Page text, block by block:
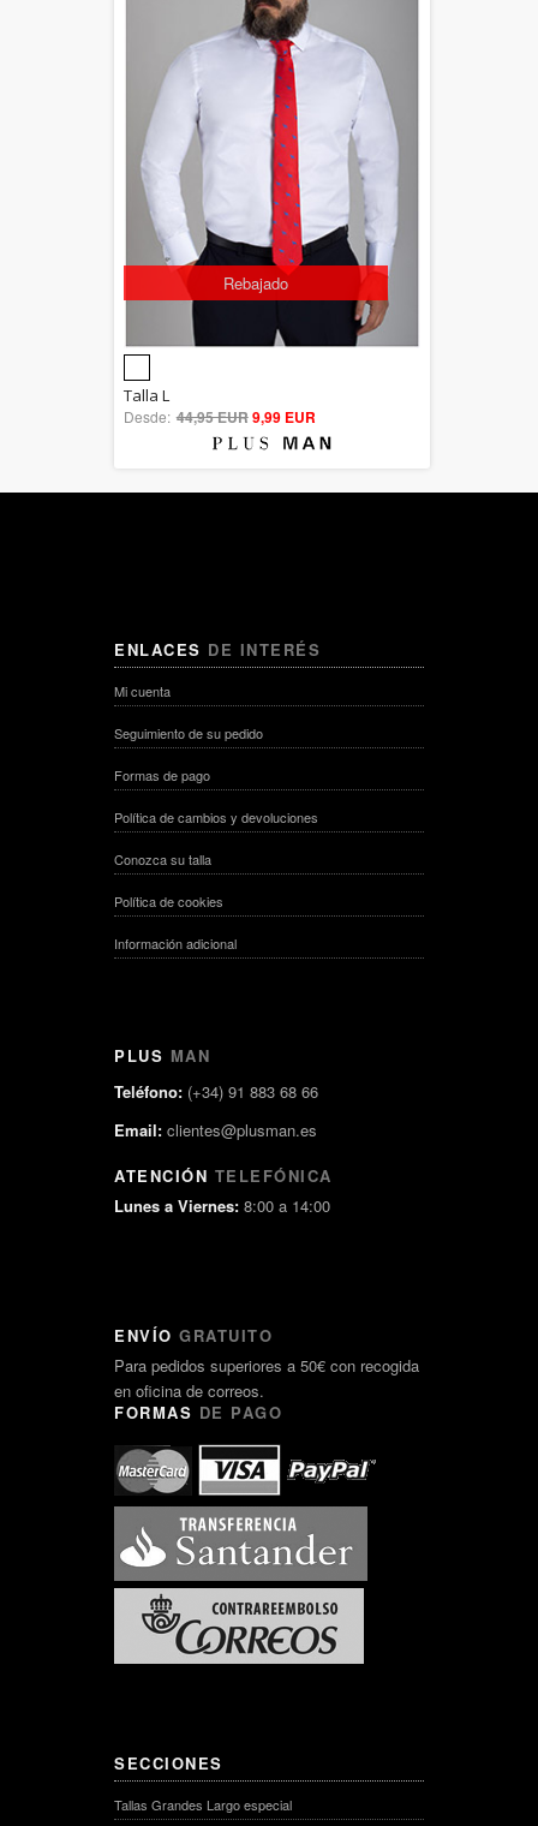
Rebajado
out of 5
Talla L
Desde: 44,95 EUR9,99 EUR
ENLACES DE INTERÉS
Mi cuenta
Seguimiento de su pedido
Formas de pago
Política de cambios y devoluciones
Conozca su talla
Política de cookies
Información adicional
PLUS MAN
Teléfono: (+34) 91 883 68 66
Email: clientes@plusman.es
ATENCIÓN TELEFÓNICA
Lunes a Viernes: 8:00 a 14:00
ENVÍO GRATUITO
Para pedidos superiores a 50€ con recogida
en oficina de correos.
FORMAS DE PAGO
SECCIONES
Tallas Grandes Largo especial